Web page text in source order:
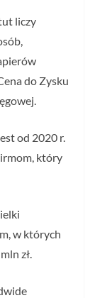
liczy
do Zysku
od 2020 r.
który
w których
zł.